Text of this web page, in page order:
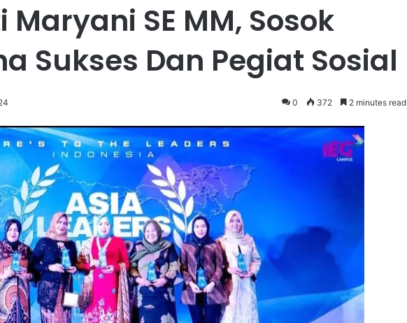
Maryani SE MM, Sosok
Sukses Dan Pegiat Sosial
0 372 2 minutes read